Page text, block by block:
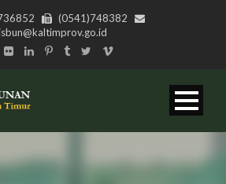
(0541)748382